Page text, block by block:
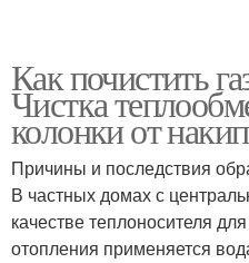
Как почистить
Чистка
колонки от
Причины и последствия
В частных домах с
качестве теплоносителя
отопления применяется